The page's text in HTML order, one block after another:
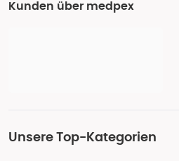
Kunden über medpex
Unsere Top-Kategorien